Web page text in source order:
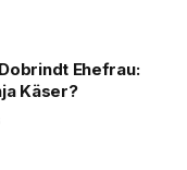
Ehefrau:
Käser?